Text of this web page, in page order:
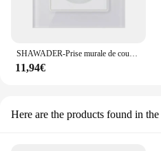
SHAWADER-Prise murale de courant électrique, panneau en verre cristal, 16A, 250V, 3 broches, pour le bureau et la maison
11,94€
Here are the products found in the